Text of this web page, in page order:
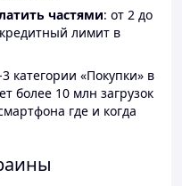
частями: от 2 до
лимит в
категории «Покупки» в
более 10 млн загрузок
где и когда